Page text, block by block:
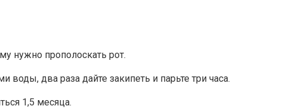
нужно прополоскать рот.
два раза дайте закипеть и парьте три часа.
1,5 месяца.